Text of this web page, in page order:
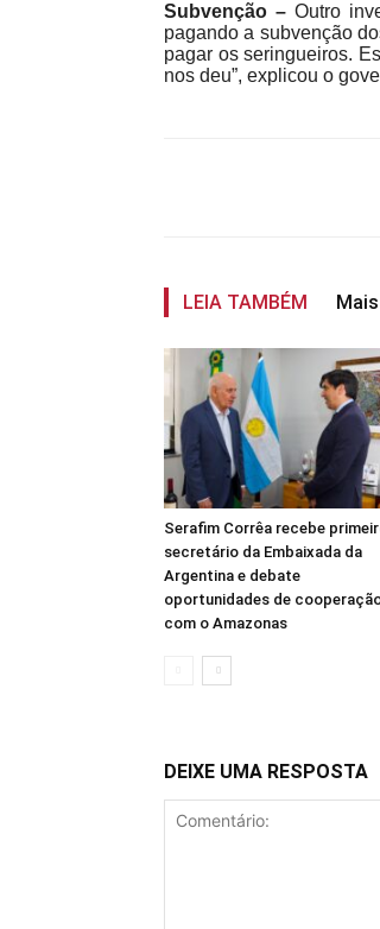
Subvenção – Outro
pagando a subvenção
pagar os seringueiros.
nos deu”, explicou o
LEIA TAMBÉM
Serafim Corrêa recebe
secretário da Embaixada da
Argentina e debate
oportunidades de
com o Amazonas
DEIXE UMA RESPOSTA